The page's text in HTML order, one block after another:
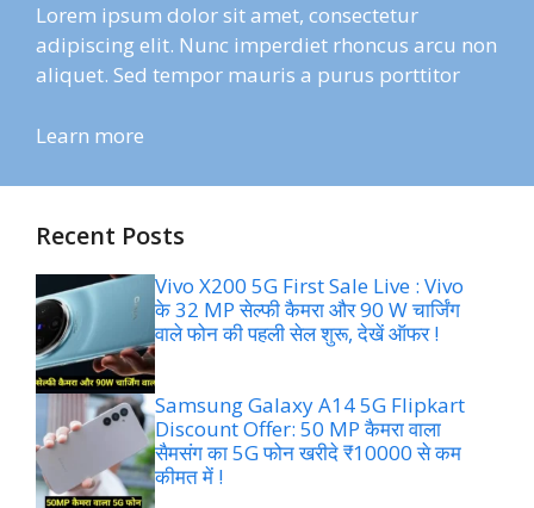
Lorem ipsum dolor sit amet, consectetur
adipiscing elit. Nunc imperdiet rhoncus arcu non
aliquet. Sed tempor mauris a purus porttitor
Learn more
Recent Posts
Vivo X200 5G First Sale Live : Vivo
के 32 MP सेल्फी कैमरा और 90 W चार्जिंग
वाले फोन की पहली सेल शुरू, देखें ऑफर !
Samsung Galaxy A14 5G Flipkart
Discount Offer: 50 MP कैमरा वाला
सैमसंग का 5G फोन खरीदे ₹10000 से कम
कीमत में !